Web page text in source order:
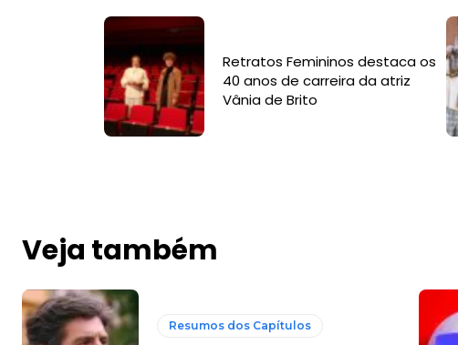
Retratos Femininos destaca os
40 anos de carreira da atriz
Vânia de Brito
Veja também
Resumos dos Capítulos